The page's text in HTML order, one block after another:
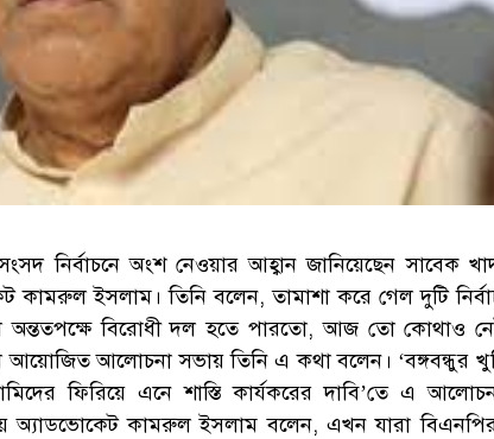
নির্বাচনে অংশ নেওয়ার আহ্বান জানিয়েছেন সাবেক
কামরুল ইসলাম। তিনি বলেন, তামাশা করে গেল দুটি
অন্ততপক্ষে বিরোধী দল হতে পারতো, আজ তো কোথাও
আয়োজিত আলোচনা সভায় তিনি এ কথা বলেন। ‘বঙ্গবন্ধুর
ফিরিয়ে এনে শাস্তি কার্যকরের দাবি’তে এ
অ্যাডভোকেট কামরুল ইসলাম বলেন, এখন যারা